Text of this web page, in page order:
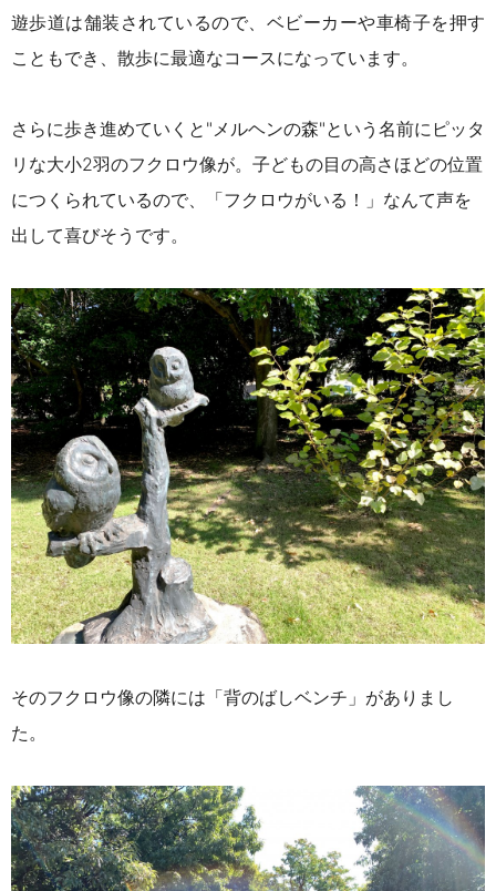
遊歩道は舗装されているので、ベビーカーや車椅子を押す
こともでき、散歩に最適なコースになっています。
さらに歩き進めていくと"メルヘンの森"という名前にピッタ
リな大小2羽のフクロウ像が。子どもの目の高さほどの位置
につくられているので、「フクロウがいる！」なんて声を
出して喜びそうです。
そのフクロウ像の隣には「背のばしベンチ」がありまし
た。